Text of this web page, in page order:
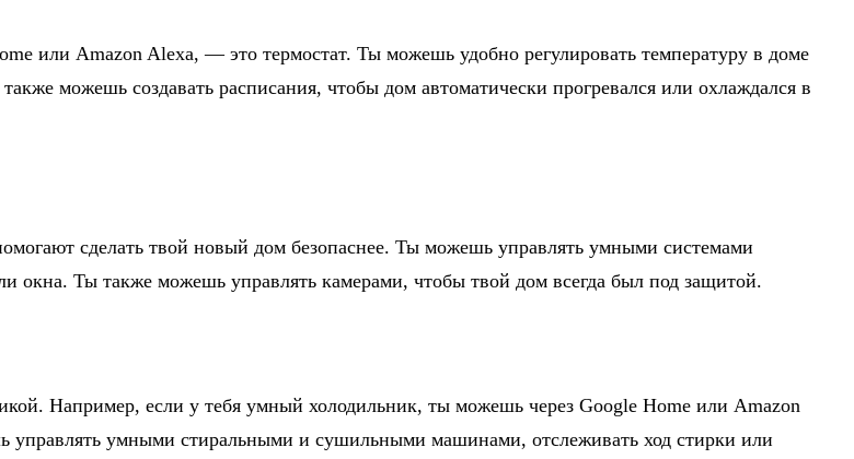
или Amazon Alexa, — это термостат. Ты можешь удобно регулировать температуру в доме
можешь создавать расписания, чтобы дом автоматически прогревался или охлаждался в
сделать твой новый дом безопаснее. Ты можешь управлять умными системами
окна. Ты также можешь управлять камерами, чтобы твой дом всегда был под защитой.
Например, если у тебя умный холодильник, ты можешь через Google Home или Amazon
управлять умными стиральными и сушильными машинами, отслеживать ход стирки или